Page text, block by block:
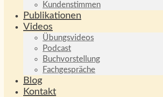
Kundenstimmen
Publikationen
Videos
Übungsvideos
Podcast
Buchvorstellung
Fachgespräche
Blog
Kontakt